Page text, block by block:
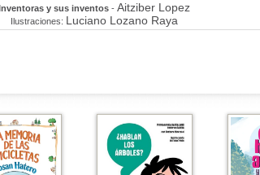
y sus inventos - Aitziber Lopez
Ilustraciones: Luciano Lozano Raya